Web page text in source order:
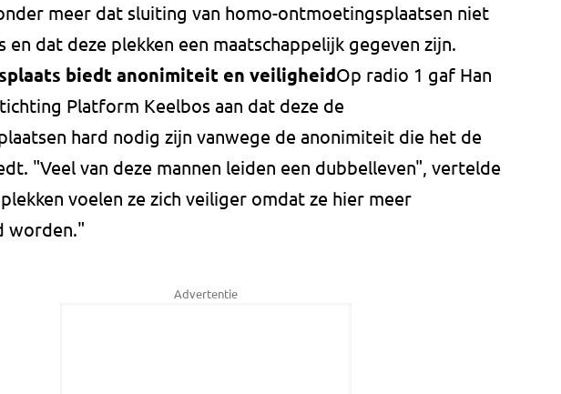
meer dat sluiting van homo-ontmoetingsplaatsen niet
en dat deze plekken een maatschappelijk gegeven zijn.
biedt anonimiteit en veiligheidOp radio 1 gaf Han
Platform Keelbos aan dat deze de
hard nodig zijn vanwege de anonimiteit die het de
"Veel van deze mannen leiden een dubbelleven", vertelde
voelen ze zich veiliger omdat ze hier meer
worden."
Advertentie